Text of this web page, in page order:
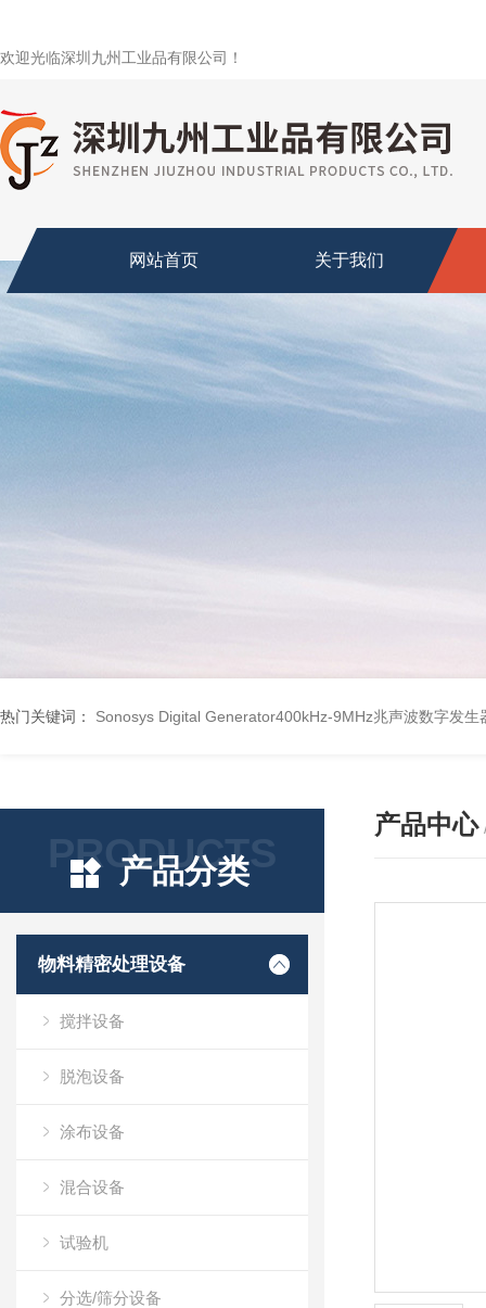
欢迎光临深圳九州工业品有限公司！
网站首页 关于我们
热门关键词： Sonosys Digital Generator400kHz-9MHz兆声波数字发生
PRODUCTS
产品分类
物料精密处理设备
搅拌设备
脱泡设备
涂布设备
混合设备
试验机
分选/筛分设备
产品中心